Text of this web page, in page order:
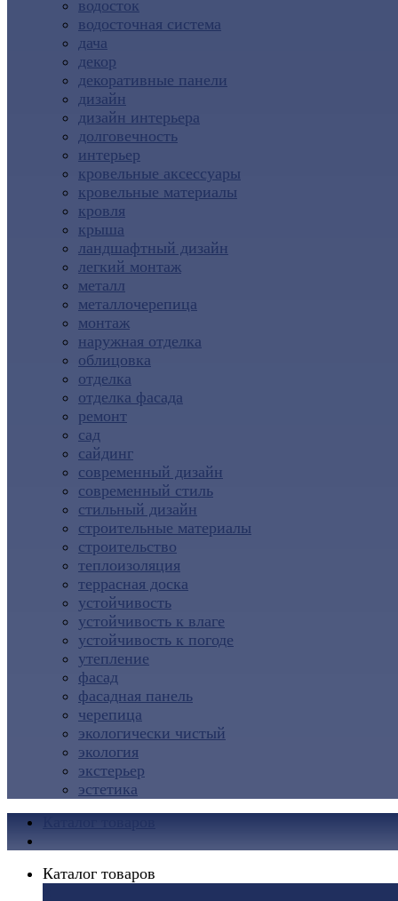
водосток
водосточная система
дача
декор
декоративные панели
дизайн
дизайн интерьера
долговечность
интерьер
кровельные аксессуары
кровельные материалы
кровля
крыша
ландшафтный дизайн
легкий монтаж
металл
металлочерепица
монтаж
наружная отделка
облицовка
отделка
отделка фасада
ремонт
сад
сайдинг
современный дизайн
современный стиль
стильный дизайн
строительные материалы
строительство
теплоизоляция
террасная доска
устойчивость
устойчивость к влаге
устойчивость к погоде
утепление
фасад
фасадная панель
черепица
экологически чистый
экология
экстерьер
эстетика
Каталог товаров